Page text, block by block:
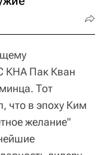
КНА Пак Кван
Тот
что в эпоху Ким
желание"